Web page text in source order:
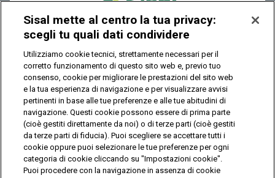
Come riscuotere
Privacy
IL GIOCO È VIETATO AI MINORI E PUÒ CAUSARE
DIPENDENZA PATOLOGICA
© Copyright Sisal Italia S.p.A. - P.I. 02433760135
Privacy Cookies
Mappa
del
sito
Sisal mette al centro la tua privacy:
scegli tu quali dati condividere
Utilizziamo cookie tecnici, strettamente necessari per il
corretto funzionamento di questo sito web e, previo tuo
consenso, cookie per migliorare le prestazioni del sito web
e la tua esperienza di navigazione e per visualizzare avvisi
pertinenti in base alle tue preferenze e alle tue abitudini di
navigazione. Questi cookie possono essere di prima parte
(cioè gestiti direttamente da noi) o di terze parti (cioè gestiti
da terze parti di fiducia). Puoi scegliere se accettare tutti i
cookie oppure puoi selezionare le tue preferenze per ogni
categoria di cookie cliccando su "Impostazioni cookie".
Puoi procedere con la navigazione in assenza di cookie